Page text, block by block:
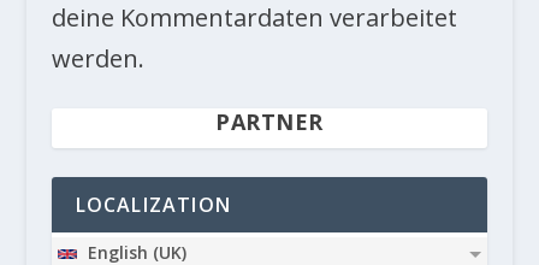
deine Kommentardaten verarbeitet
werden.
PARTNER
LOCALIZATION
English (UK)